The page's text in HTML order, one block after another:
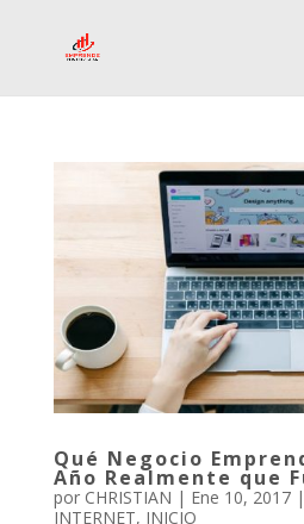
Qué Negocio
Año Realmente que
por CHRISTIAN | Ene 10, 2017|
INTERNET, INICIO